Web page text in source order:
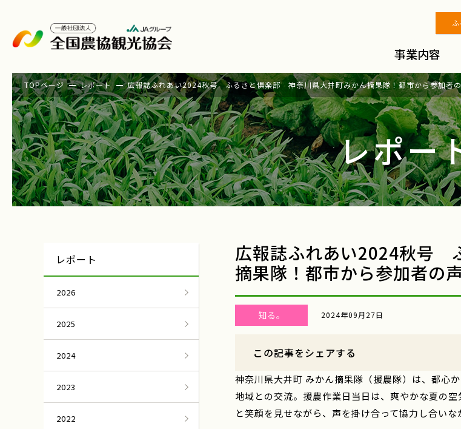
ふ
事業内容
TOPページ レポート 広報誌ふれあい2024秋号 ふるさと倶楽部 神奈川県大井町みかん摘果隊！都市から参加者
レポー
広報誌ふれあい2024秋号
摘果隊！都市から参加者の
知る。 2024年09月27日
この記事をシェアする
神奈川県大井町 みかん摘果隊（援農隊）は、都心
地域との交流。援農作業日当日は、爽やかな夏の
と笑顔を見せながら、声を掛け合って協力し合いな
レポート
2026
2025
2024
2023
2022